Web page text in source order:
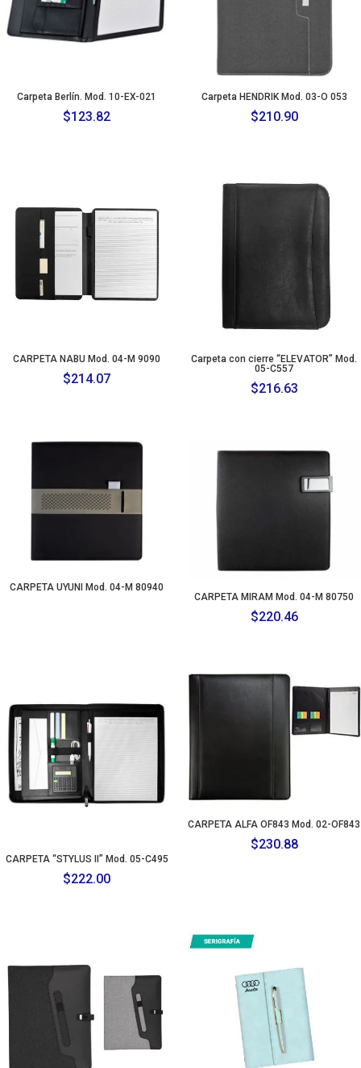
Carpeta Berlín. Mod. 10-EX-021
$123.82
Carpeta HENDRIK Mod. 03-O 053
$210.90
CARPETA NABU Mod. 04-M 9090
$214.07
Carpeta con cierre “ELEVATOR” Mod.
05-C557
$216.63
CARPETA UYUNI Mod. 04-M 80940
CARPETA MIRAM Mod. 04-M 80750
$220.46
CARPETA “STYLUS II” Mod. 05-C495
$222.00
CARPETA ALFA OF843 Mod. 02-OF843
$230.88